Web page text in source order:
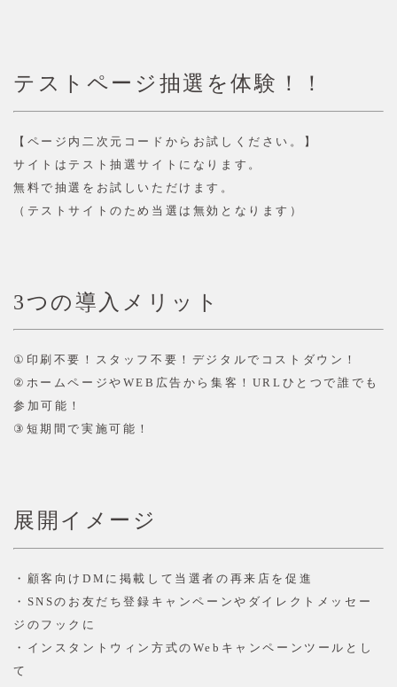
テストページ抽選を体験！！
【ページ内二次元コードからお試しください。】
サイトはテスト抽選サイトになります。
無料で抽選をお試しいただけます。
（テストサイトのため当選は無効となります）
3つの導入メリット
① 印刷不要！スタッフ不要！デジタルでコストダウン！
② ホームページや WEB 広告から集客！ URL ひとつで誰でも
参加可能！
③ 短期間で実施可能！
展開イメージ
・顧客向けDMに掲載して当選者の再来店を促進
・SNSのお友だち登録キャンペーンやダイレクトメッセー
ジのフックに
・インスタントウィン方式のWebキャンペーンツールとし
て